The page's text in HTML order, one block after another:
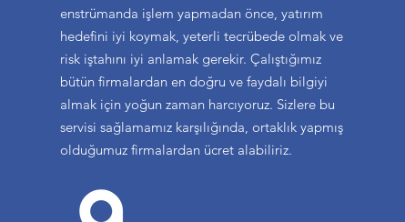
enstrümanda işlem yapmadan önce, yatırım
hedefini iyi koymak, yeterli tecrübede olmak ve
risk iştahını iyi anlamak gerekir. Çalıştığımız
bütün firmalardan en doğru ve faydalı bilgiyi
almak için yoğun zaman harcıyoruz. Sizlere bu
servisi sağlamamız karşılığında, ortaklık yapmış
olduğumuz firmalardan ücret alabiliriz.